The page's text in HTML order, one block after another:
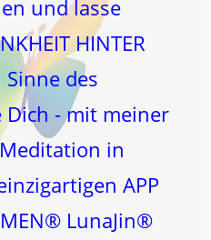
und lasse
HINTER
des
Dich - mit meiner
in
APP
LunaJin®